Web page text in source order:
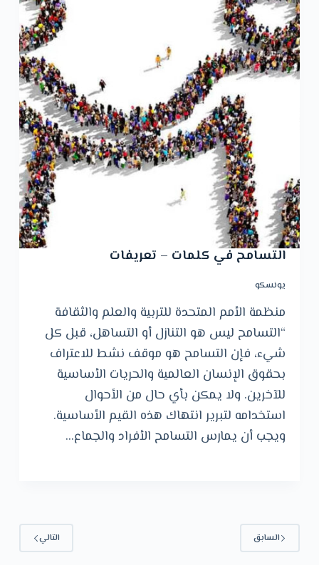
التسامح في كلمات – تعريفات
يونسكو
منظمة الأمم المتحدة للتربية والعلم والثقافة
“التسامح ليس هو التنازل أو التساهل، قبل كل
شيء، فإن التسامح هو موقف نشط للاعتراف
بحقوق الإنسان العالمية والحريات الأساسية
للآخرين. ولا يمكن بأي حال من الأحوال
استخدامه لتبرير انتهاك هذه القيم الأساسية.
ويجب أن يمارس التسامح الأفراد والجماع…
السابق التالي